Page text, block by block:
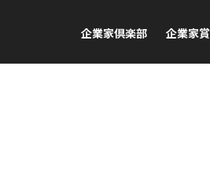
企業家倶楽部 企業家賞